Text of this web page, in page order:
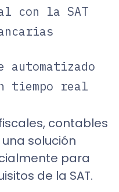
con la SAT
automatizado
tiempo real
contables
solución
para
de la SAT.